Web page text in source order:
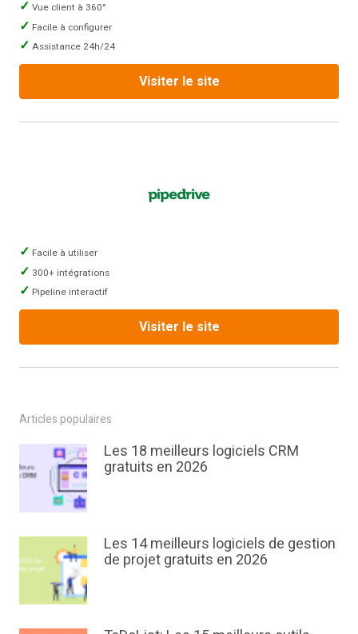
Vue client à 360°
Facile à configurer
Assistance 24h/24
Visiter le site
Facile à utiliser
300+ intégrations
Pipeline interactif
Visiter le site
Articles populaires
Les 18 meilleurs logiciels CRM
gratuits en 2026
Les 14 meilleurs logiciels de gestion
de projet gratuits en 2026